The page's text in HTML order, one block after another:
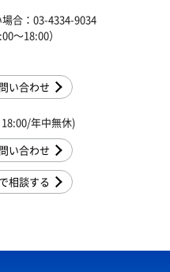
合：03-4334-9034
〜18:00）
い合わせ
年中無休)
い合わせ
相談する